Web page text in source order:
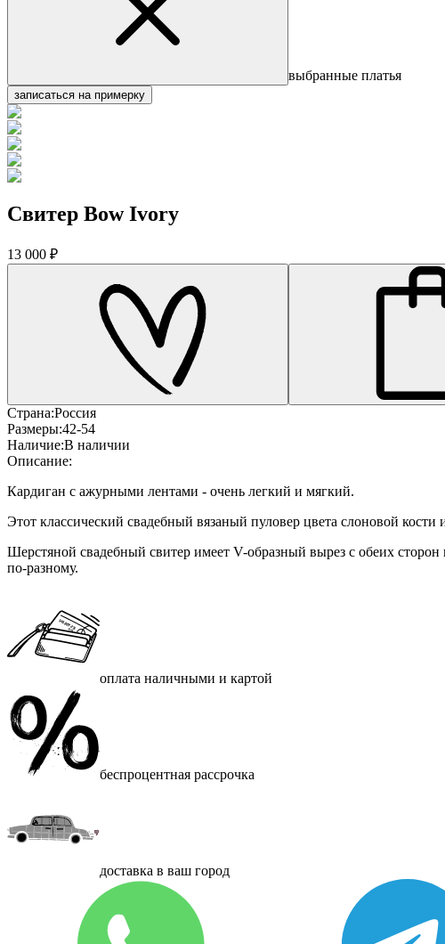
выбранные платья
записаться на примерку
Свитер Bow Ivory
13 000 ₽
Страна:Россия
Размеры:42-54
Наличие:В наличии
Описание:
Кардиган с ажурными лентами - очень легкий и мягкий.
Этот классический свадебный вязаный пуловер цвета слоновой
Шерстяной свадебный свитер имеет V-образный вырез с обеих
по-разному.
оплата наличными и картой
беспроцентная рассрочка
доставка в ваш город